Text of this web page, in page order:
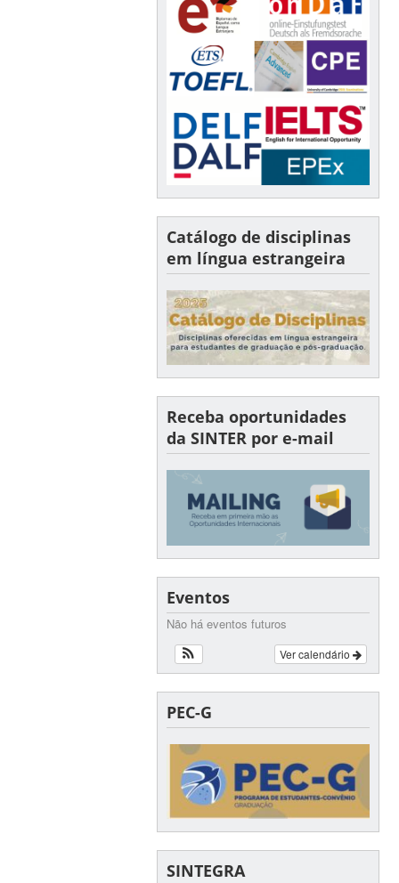
Catálogo de disciplinas
em língua estrangeira
Receba oportunidades
da SINTER por e-mail
Eventos
Não há eventos futuros
Ver calendário
PEC-G
SINTEGRA